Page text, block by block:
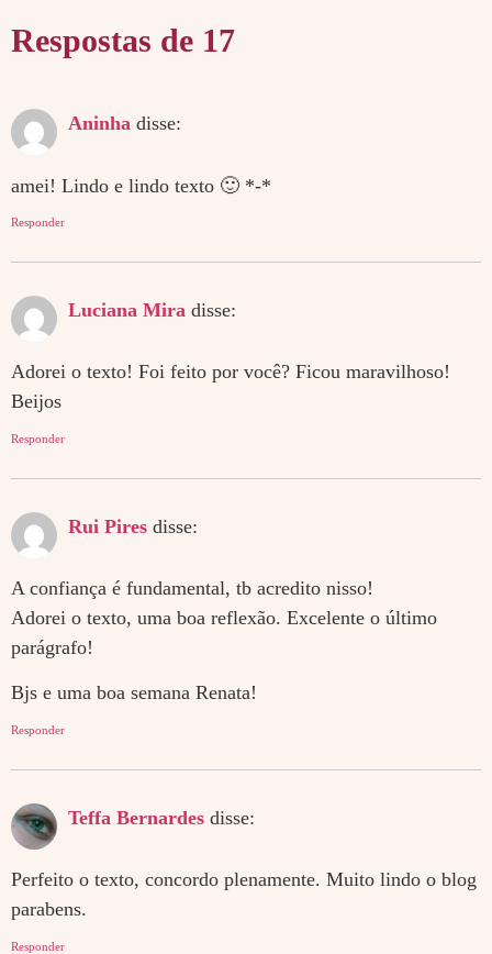
Respostas de 17
Aninha disse:
amei! Lindo e lindo texto 🙂 *-*
Responder
Luciana Mira disse:
Adorei o texto! Foi feito por você? Ficou maravilhoso!
Beijos
Responder
Rui Pires disse:
A confiança é fundamental, tb acredito nisso!
Adorei o texto, uma boa reflexão. Excelente o último
parágrafo!
Bjs e uma boa semana Renata!
Responder
Teffa Bernardes disse:
Perfeito o texto, concordo plenamente. Muito lindo o blog
parabens.
Responder